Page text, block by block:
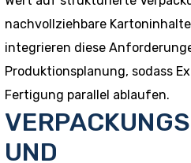
nachvollziehbare
integrieren diese
Produktionsplanung, sodass
Fertigung parallel ablaufen.
UND